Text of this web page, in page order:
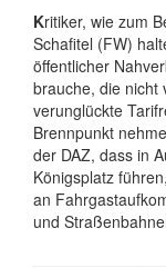
Kritiker, wie zum
Schafitel (FW)
öffentlicher
brauche, die nicht
verunglückte
Brennpunkt
der DAZ, dass in
Königsplatz
an
und